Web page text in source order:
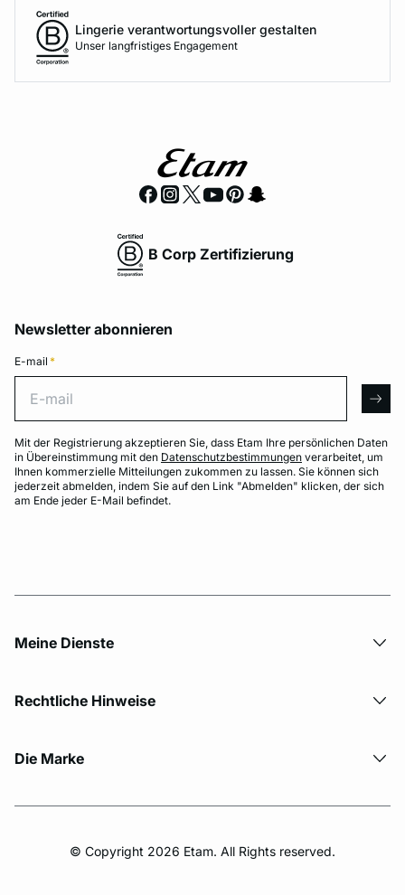
Lingerie verantwortungsvoller gestalten
Unser langfristiges Engagement
B Corp Zertifizierung
Newsletter abonnieren
E-mail *
Mit der Registrierung akzeptieren Sie, dass Etam Ihre persönlichen Daten
in Übereinstimmung mit den Datenschutzbestimmungen verarbeitet, um
Ihnen kommerzielle Mitteilungen zukommen zu lassen. Sie können sich
jederzeit abmelden, indem Sie auf den Link "Abmelden" klicken, der sich
am Ende jeder E-Mail befindet.
Meine Dienste
Rechtliche Hinweise
Die Marke
© Copyright 2026 Etam. All Rights reserved.